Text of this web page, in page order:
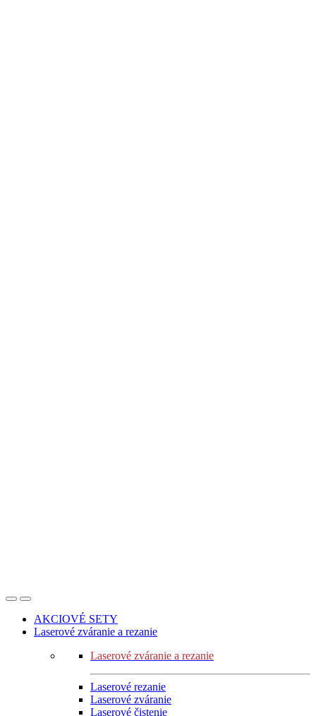
AKCIOVÉ SETY
Laserové zváranie a rezanie
Laserové zváranie a rezanie
Laserové rezanie
Laserové zváranie
Laserové čistenie